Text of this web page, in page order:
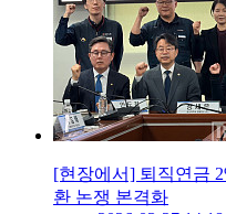
[현장에서] 퇴직연금
환 논쟁 본격화